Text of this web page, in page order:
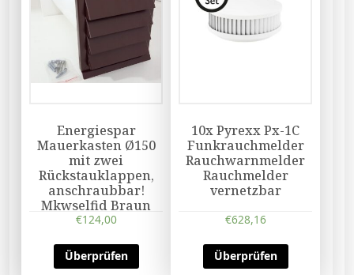
Energiespar
Mauerkasten Ø150
mit zwei
Rückstauklappen,
anschraubbar!
Mkwselfid Braun
€124,00
Überprüfen
10x Pyrexx Px-1C
Funkrauchmelder
Rauchwarnmelder
Rauchmelder
vernetzbar
€628,16
Überprüfen